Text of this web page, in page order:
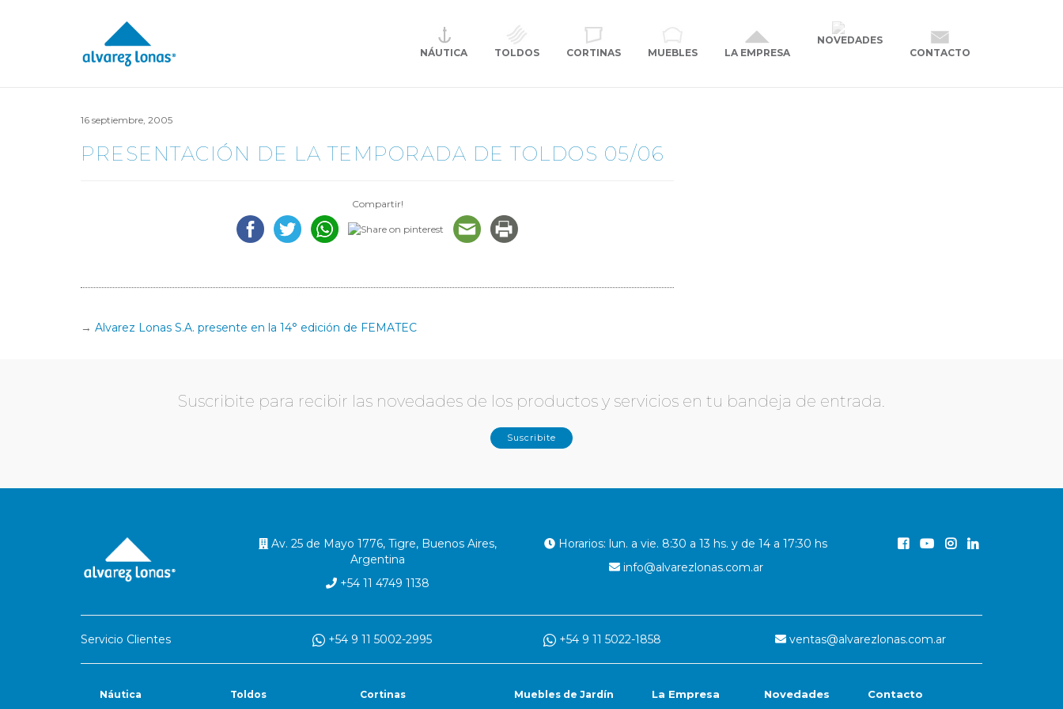
NÁUTICA TOLDOS CORTINAS MUEBLES LA EMPRESA
NOVEDADES
CONTACTO
16 septiembre, 2005
PRESENTACIÓN DE LA TEMPORADA DE TOLDOS 05/06
Compartir!
Alvarez Lonas S.A. presente en la 14° edición de FEMATEC
Suscribite para recibir las novedades de los productos y servicios en tu bandeja de entrada.
Suscribite
Av. 25 de Mayo 1776, Tigre, Buenos Aires,
Argentina
+54 11 4749 1138
Horarios: lun. a vie. 8:30 a 13 hs. y de 14 a 17:30 hs
info@alvarezlonas.com.ar
Servicio Clientes +54 9 11 5002-2995 +54 9 11 5022-1858 ventas@alvarezlonas.com.ar
Náutica Toldos Cortinas Muebles de Jardín La Empresa Novedades Contacto